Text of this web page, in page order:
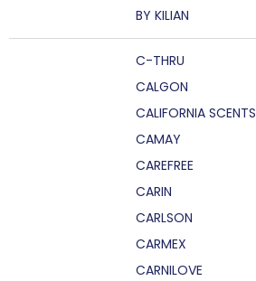
BY KILIAN
C-THRU
CALGON
CALIFORNIA SCENTS
CAMAY
CAREFREE
CARIN
CARLSON
CARMEX
CARNILOVE